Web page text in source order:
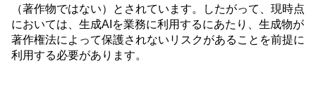
（著作物ではない）とされています。したがって、現時点
においては、生成AI を業務に利用するにあたり、生成物が
著作権法によって保護されないリスクがあることを前提に
利用する必要があります。